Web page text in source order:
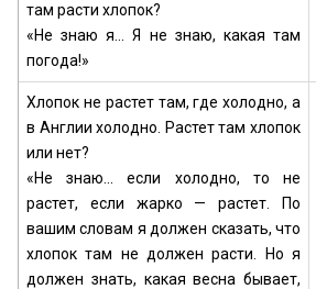
там расти хлопок?
«Не знаю я... Я не знаю, какая там
погода!»
Хлопок не растет там, где холодно, а
в Англии холодно. Растет там хлопок
или нет?
«Не знаю... если холодно, то не
растет, если жарко — растет. По
вашим словам я должен сказать, что
хлопок там не должен расти. Но я
должен знать, какая весна бывает,